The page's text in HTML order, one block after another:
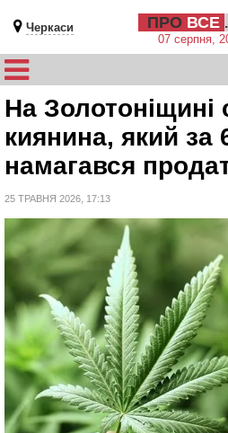
Черкаси ПРО ВСЕ
07 серпня,
На Золотоніщині
киянина, який за
намагався
25 ТРАВНЯ 2026, 17:13